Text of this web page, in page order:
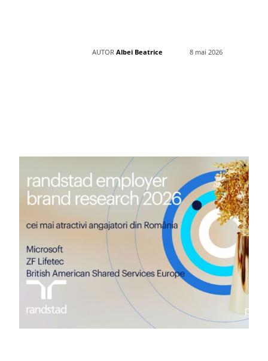
AUTOR Albei Beatrice 8 mai 2026